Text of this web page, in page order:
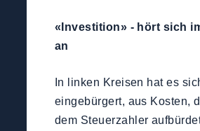
«Investition» - hört sich
an
In linken Kreisen hat es
eingebürgert, aus Kosten,
dem Steuerzahler